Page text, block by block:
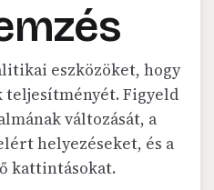
eszközöket, hogy
teljesítményét. Figyeld
változását, a
helyezéseket, és a
kattintásokat.